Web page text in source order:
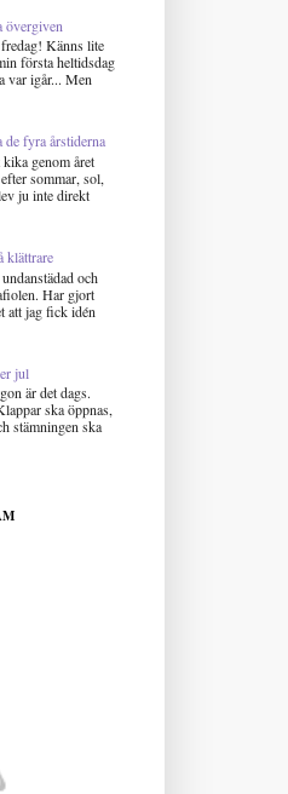
övergiven
Känns lite
första heltidsdag
var igår... Men
fyra årstiderna
genom året
sommar, sol,
ju inte direkt
klättrare
och
Har gjort
att jag fick idén
jul
är det dags.
ska öppnas,
stämningen ska